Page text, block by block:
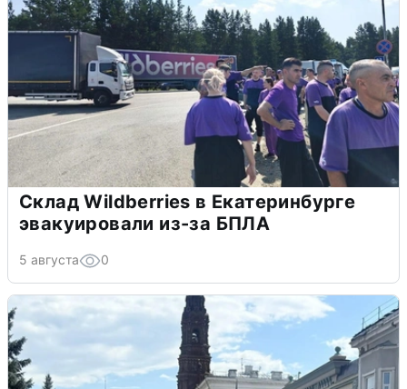
Склад Wildberries в Екатеринбурге
эвакуировали из-за БПЛА
5 августа 0